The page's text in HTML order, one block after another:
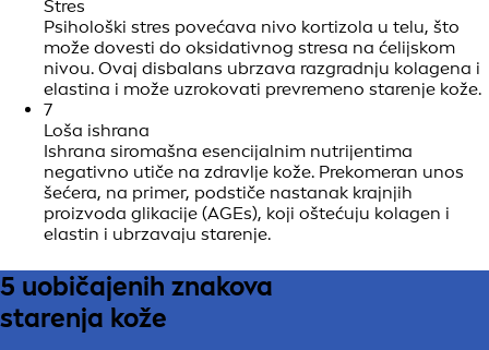
Stres
Psihološki stres povećava nivo kortizola u telu, što
može dovesti do oksidativnog stresa na ćelijskom
nivou. Ovaj disbalans ubrzava razgradnju kolagena i
elastina i može uzrokovati prevremeno starenje kože.
7
Loša ishrana
Ishrana siromašna esencijalnim nutrijentima
negativno utiče na zdravlje kože. Prekomeran unos
šećera, na primer, podstiče nastanak krajnjih
proizvoda glikacije (AGEs), koji oštećuju kolagen i
elastin i ubrzavaju starenje.
5 uobičajenih znakova
starenja kože